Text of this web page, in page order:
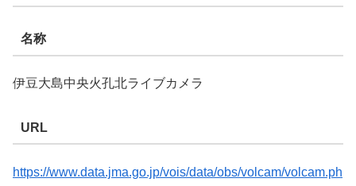
名称
伊豆大島中央火孔北ライブカメラ
URL
https://www.data.jma.go.jp/vois/data/obs/volcam/volcam.ph